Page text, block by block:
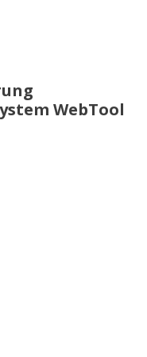
WebTool